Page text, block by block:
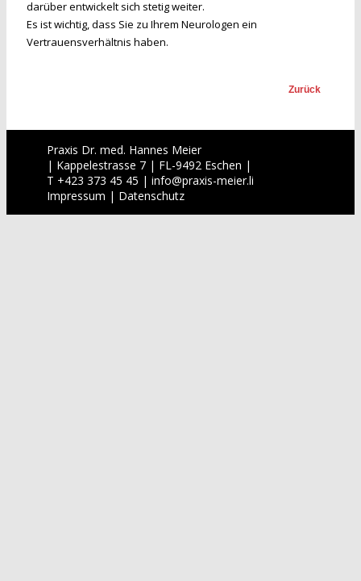
darüber entwickelt sich stetig weiter.
Es ist wichtig, dass Sie zu Ihrem Neurologen ein
Vertrauensverhältnis haben.
Zurück
Praxis Dr. med. Hannes Meier
| Kappelestrasse 7 | FL-9492 Eschen |
T +423 373 45 45 | info@praxis-meier.li
Impressum | Datenschutz